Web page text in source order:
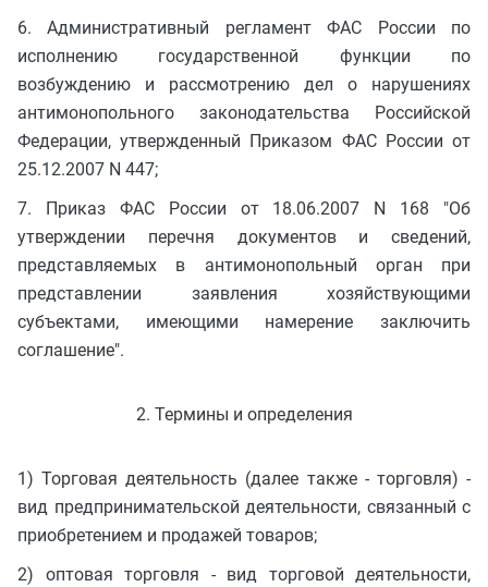
6. Административный регламент ФАС России по
исполнению государственной функции по
возбуждению и рассмотрению дел о нарушениях
антимонопольного законодательства Российской
Федерации, утвержденный Приказом ФАС России от
25.12.2007 N 447;
7. Приказ ФАС России от 18.06.2007 N 168 "Об
утверждении перечня документов и сведений,
представляемых в антимонопольный орган при
представлении заявления хозяйствующими
субъектами, имеющими намерение заключить
соглашение".
2. Термины и определения
1) Торговая деятельность (далее также - торговля) -
вид предпринимательской деятельности, связанный с
приобретением и продажей товаров;
2) оптовая торговля - вид торговой деятельности,